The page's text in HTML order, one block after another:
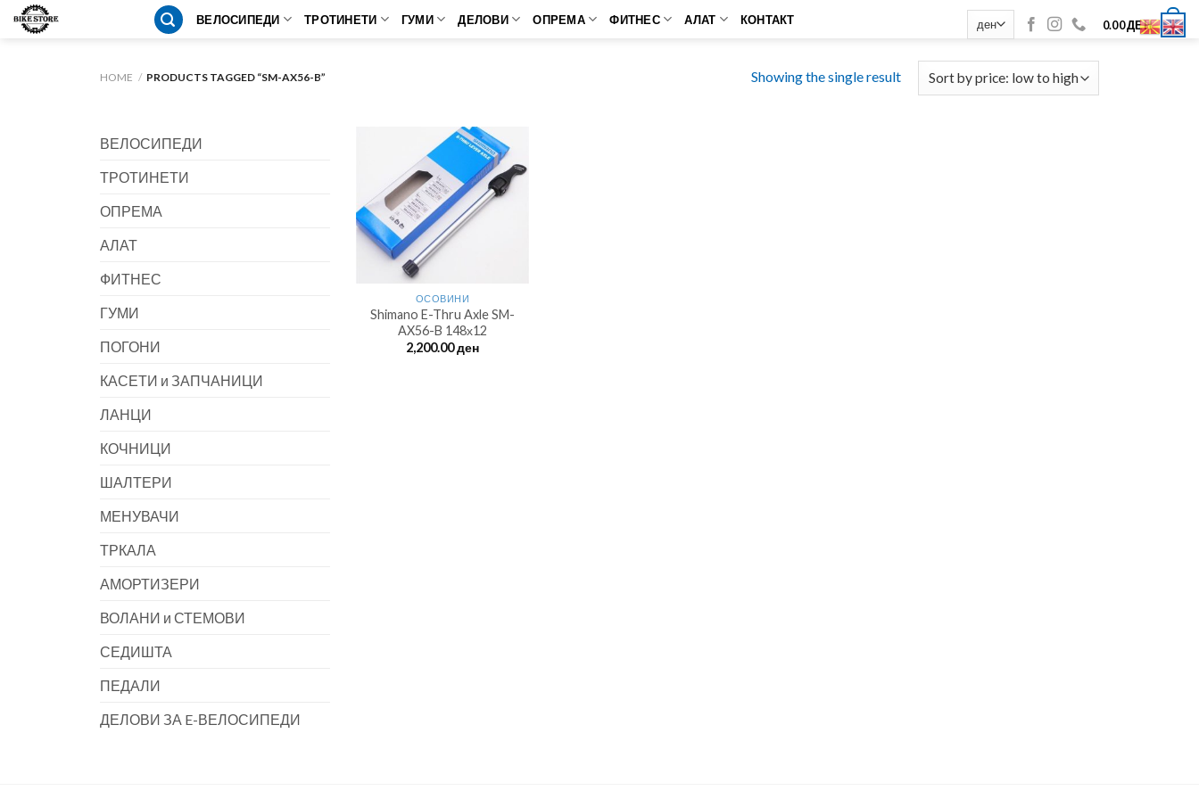
Skip
ВЕЛОСИПЕДИ ТРОТИНЕТИ ГУМИ ДЕЛОВИ ОПРЕМА ФИТНЕС АЛАТ КОНТАКТ 0.00ДЕН 0
HOME / PRODUCTS TAGGED “SM-AX56-B” Showing the single result
ВЕЛОСИПЕДИ
ТРОТИНЕТИ
ОПРЕМА
АЛАТ
ФИТНЕС
ГУМИ
ПОГОНИ
КАСЕТИ и ЗАПЧАНИЦИ
ЛАНЦИ
КОЧНИЦИ
ШАЛТЕРИ
МЕНУВАЧИ
ТРКАЛА
АМОРТИЗЕРИ
ВОЛАНИ и СТЕМОВИ
СЕДИШТА
ПЕДАЛИ
ДЕЛОВИ ЗА E-ВЕЛОСИПЕДИ
ОСОВИНИ
Shimano E-Thru Axle SM-
AX56-B 148х12
2,200.00ден